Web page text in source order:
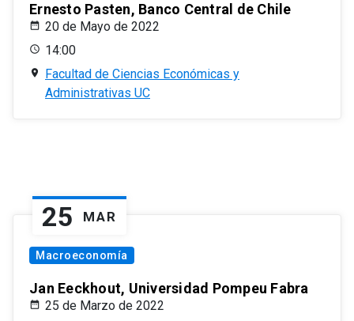
Ernesto Pasten, Banco Central de Chile
20 de Mayo de 2022
14:00
Facultad de Ciencias Económicas y
Administrativas UC
25 MAR
Macroeconomía
Jan Eeckhout, Universidad Pompeu Fabra
25 de Marzo de 2022